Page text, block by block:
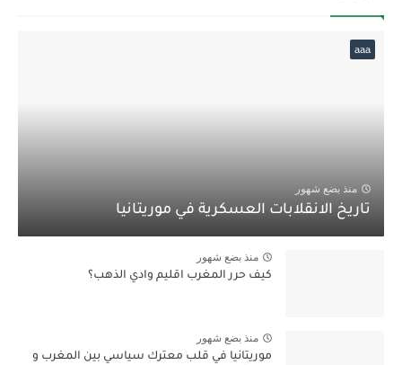
aaa
منذ بضع شهور
تاريخ الانقلابات العسكرية في موريتانيا
منذ بضع شهور
كيف حرر المغرب اقليم وادي الذهب؟
منذ بضع شهور
موريتانيا في قلب معترك سياسي بين المغرب و